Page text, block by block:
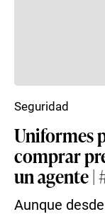
Uniformes
comprar
un agente |
Aunque
Seguridad